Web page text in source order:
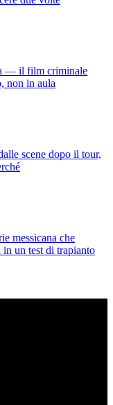
— il film criminale
non in aula
scene dopo il tour,
messicana che
in un test di trapianto